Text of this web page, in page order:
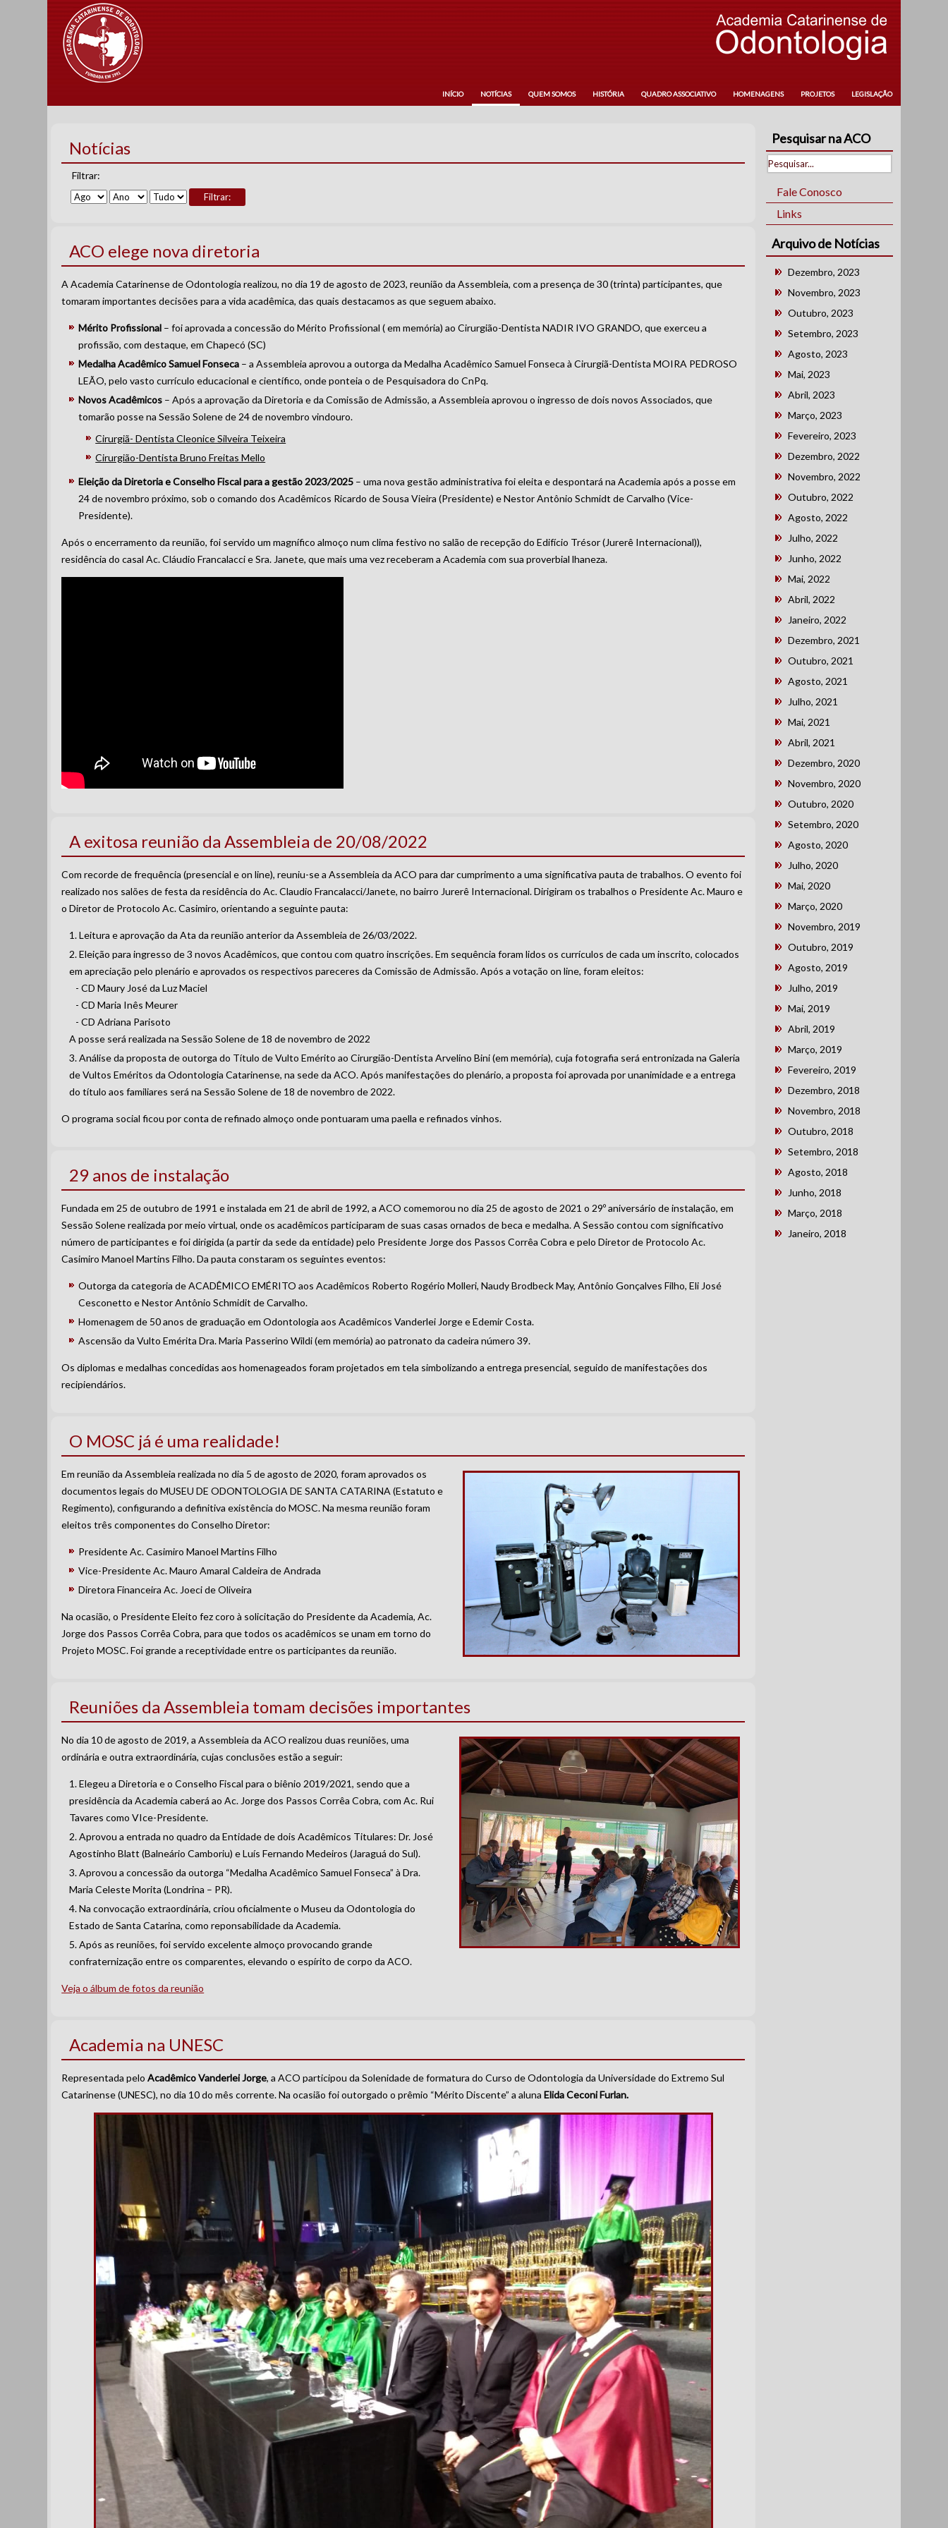
INÍCIO NOTÍCIAS QUEM SOMOS HISTÓRIA QUADRO ASSOCIATIVO HOMENAGENS PROJETOS LEGISLAÇÃO
Notícias
Filtrar:
Filtrar:
ACO elege nova diretoria
A Academia Catarinense de Odontologia realizou, no dia 19 de agosto de 2023, reunião da Assembleia, com a presença de 30 (trinta) participantes, que
tomaram importantes decisões para a vida acadêmica, das quais destacamos as que seguem abaixo.
Mérito Profissional – foi aprovada a concessão do Mérito Profissional ( em memória) ao Cirurgião-Dentista NADIR IVO GRANDO, que exerceu a
profissão, com destaque, em Chapecó (SC)
Medalha Acadêmico Samuel Fonseca – a Assembleia aprovou a outorga da Medalha Acadêmico Samuel Fonseca à Cirurgiã-Dentista MOIRA PEDROSO
LEÃO, pelo vasto currículo educacional e científico, onde ponteia o de Pesquisadora do CnPq.
Novos Acadêmicos – Após a aprovação da Diretoria e da Comissão de Admissão, a Assembleia aprovou o ingresso de dois novos Associados, que
tomarão posse na Sessão Solene de 24 de novembro vindouro.
Cirurgiã- Dentista Cleonice Silveira Teixeira
Cirurgião-Dentista Bruno Freitas Mello
Eleição da Diretoria e Conselho Fiscal para a gestão 2023/2025 – uma nova gestão administrativa foi eleita e despontará na Academia após a posse em
24 de novembro próximo, sob o comando dos Acadêmicos Ricardo de Sousa Vieira (Presidente) e Nestor Antônio Schmidt de Carvalho (Vice-
Presidente).
Após o encerramento da reunião, foi servido um magnífico almoço num clima festivo no salão de recepção do Edifício Trésor (Jurerê Internacional)),
residência do casal Ac. Cláudio Francalacci e Sra. Janete, que mais uma vez receberam a Academia com sua proverbial lhaneza.
A exitosa reunião da Assembleia de 20/08/2022
Com recorde de frequência (presencial e on line), reuniu-se a Assembleia da ACO para dar cumprimento a uma significativa pauta de trabalhos. O evento foi
realizado nos salões de festa da residência do Ac. Claudio Francalacci/Janete, no bairro Jurerê Internacional. Dirigiram os trabalhos o Presidente Ac. Mauro e
o Diretor de Protocolo Ac. Casimiro, orientando a seguinte pauta:
Leitura e aprovação da Ata da reunião anterior da Assembleia de 26/03/2022.
Eleição para ingresso de 3 novos Acadêmicos, que contou com quatro inscrições. Em sequência foram lidos os currículos de cada um inscrito, colocados
em apreciação pelo plenário e aprovados os respectivos pareceres da Comissão de Admissão. Após a votação on line, foram eleitos:
- CD Maury José da Luz Maciel
- CD Maria Inês Meurer
- CD Adriana Parisoto
A posse será realizada na Sessão Solene de 18 de novembro de 2022
Análise da proposta de outorga do Título de Vulto Emérito ao Cirurgião-Dentista Arvelino Bini (em memória), cuja fotografia será entronizada na Galeria
de Vultos Eméritos da Odontologia Catarinense, na sede da ACO. Após manifestações do plenário, a proposta foi aprovada por unanimidade e a entrega
do título aos familiares será na Sessão Solene de 18 de novembro de 2022.
O programa social ficou por conta de refinado almoço onde pontuaram uma paella e refinados vinhos.
29 anos de instalação
Fundada em 25 de outubro de 1991 e instalada em 21 de abril de 1992, a ACO comemorou no dia 25 de agosto de 2021 o 29º aniversário de instalação, em
Sessão Solene realizada por meio virtual, onde os acadêmicos participaram de suas casas ornados de beca e medalha. A Sessão contou com significativo
número de participantes e foi dirigida (a partir da sede da entidade) pelo Presidente Jorge dos Passos Corrêa Cobra e pelo Diretor de Protocolo Ac.
Casimiro Manoel Martins Filho. Da pauta constaram os seguintes eventos:
Outorga da categoria de ACADÊMICO EMÉRITO aos Acadêmicos Roberto Rogério Molleri, Naudy Brodbeck May, Antônio Gonçalves Filho, Eli José
Cesconetto e Nestor Antônio Schmidit de Carvalho.
Homenagem de 50 anos de graduação em Odontologia aos Acadêmicos Vanderlei Jorge e Edemir Costa.
Ascensão da Vulto Emérita Dra. Maria Passerino Wildi (em memória) ao patronato da cadeira número 39.
Os diplomas e medalhas concedidas aos homenageados foram projetados em tela simbolizando a entrega presencial, seguido de manifestações dos
recipiendários.
O MOSC já é uma realidade!
Em reunião da Assembleia realizada no dia 5 de agosto de 2020, foram aprovados os
documentos legais do MUSEU DE ODONTOLOGIA DE SANTA CATARINA (Estatuto e
Regimento), configurando a definitiva existência do MOSC. Na mesma reunião foram
eleitos três componentes do Conselho Diretor:
Presidente Ac. Casimiro Manoel Martins Filho
Vice-Presidente Ac. Mauro Amaral Caldeira de Andrada
Diretora Financeira Ac. Joeci de Oliveira
Na ocasião, o Presidente Eleito fez coro à solicitação do Presidente da Academia, Ac.
Jorge dos Passos Corrêa Cobra, para que todos os acadêmicos se unam em torno do
Projeto MOSC. Foi grande a receptividade entre os participantes da reunião.
Reuniões da Assembleia tomam decisões importantes
No dia 10 de agosto de 2019, a Assembleia da ACO realizou duas reuniões, uma
ordinária e outra extraordinária, cujas conclusões estão a seguir:
Elegeu a Diretoria e o Conselho Fiscal para o biênio 2019/2021, sendo que a
presidência da Academia caberá ao Ac. Jorge dos Passos Corrêa Cobra, com Ac. Rui
Tavares como VIce-Presidente.
Aprovou a entrada no quadro da Entidade de dois Acadêmicos Titulares: Dr. José
Agostinho Blatt (Balneário Camboriu) e Luís Fernando Medeiros (Jaraguá do Sul).
Aprovou a concessão da outorga “Medalha Acadêmico Samuel Fonseca” à Dra.
Maria Celeste Morita (Londrina – PR).
Na convocação extraordinária, criou oficialmente o Museu da Odontologia do
Estado de Santa Catarina, como reponsabilidade da Academia.
Após as reuniões, foi servido excelente almoço provocando grande
confraternização entre os comparentes, elevando o espírito de corpo da ACO.
Veja o álbum de fotos da reunião
Academia na UNESC
Representada peloAcadêmico Vanderlei Jorge, a ACO participou da Solenidade de formatura do Curso de Odontologia da Universidade do Extremo Sul
Catarinense (UNESC), no dia 10 do mês corrente. Na ocasião foi outorgado o prêmio “Mérito Discente” a alunaElida Ceconi Furlan.
Pesquisar na ACO
Fale Conosco
Links
Arquivo de Notícias
Dezembro, 2023
Novembro, 2023
Outubro, 2023
Setembro, 2023
Agosto, 2023
Mai, 2023
Abril, 2023
Março, 2023
Fevereiro, 2023
Dezembro, 2022
Novembro, 2022
Outubro, 2022
Agosto, 2022
Julho, 2022
Junho, 2022
Mai, 2022
Abril, 2022
Janeiro, 2022
Dezembro, 2021
Outubro, 2021
Agosto, 2021
Julho, 2021
Mai, 2021
Abril, 2021
Dezembro, 2020
Novembro, 2020
Outubro, 2020
Setembro, 2020
Agosto, 2020
Julho, 2020
Mai, 2020
Março, 2020
Novembro, 2019
Outubro, 2019
Agosto, 2019
Julho, 2019
Mai, 2019
Abril, 2019
Março, 2019
Fevereiro, 2019
Dezembro, 2018
Novembro, 2018
Outubro, 2018
Setembro, 2018
Agosto, 2018
Junho, 2018
Março, 2018
Janeiro, 2018